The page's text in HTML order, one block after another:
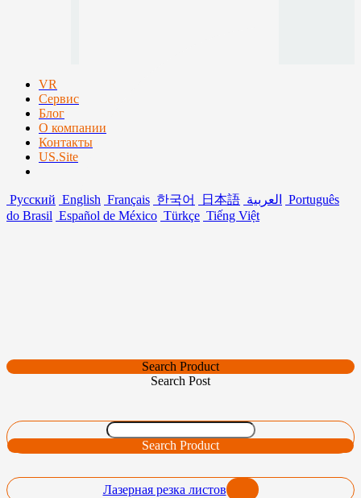
VR
Сервис
Блог
О компании
Контакты
US.Site
Русский English Français 한국어 日本語 العربية
Português
do Brasil Español de México Türkçe Tiếng Việt
Search Product
Search Post
Search Product
Лазерная резка листов